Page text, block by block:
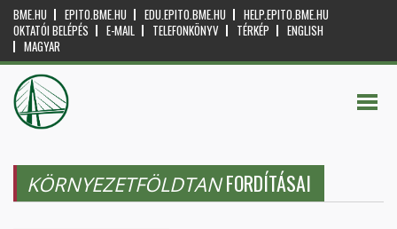
BME.HU EPITO.BME.HU EDU.EPITO.BME.HU
HELP.EPITO.BME.HU
OKTATÓI BELÉPÉS
E-MAIL TELEFONKÖNYV TÉRKÉP
ENGLISH
MAGYAR
KÖRNYEZETFÖLDTANFORDÍTÁSAI